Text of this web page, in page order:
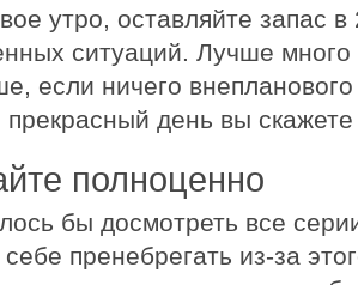
утро, оставляйте запас
ситуаций. Лучше много
если ничего
прекрасный день вы
полноценно
бы досмотреть все
себе пренебрегать из-за